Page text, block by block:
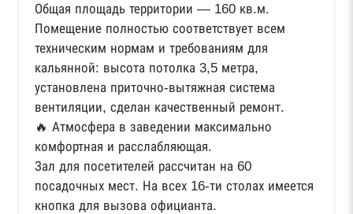
Общая площадь территории — 160 кв.м.
Помещение полностью соответствует всем
техническим нормам и требованиям для
кальянной: высота потолка 3,5 метра,
установлена приточно-вытяжная система
вентиляции, сделан качественный ремонт.
🔥 Атмосфера в заведении максимально
комфортная и расслабляющая.
Зал для посетителей рассчитан на 60
посадочных мест. На всех 16-ти столах имеется
кнопка для вызова официанта.